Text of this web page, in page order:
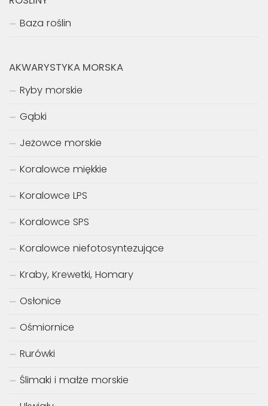
Baza roślin
AKWARYSTYKA MORSKA
Ryby morskie
Gąbki
Jeżowce morskie
Koralowce miękkie
Koralowce LPS
Koralowce SPS
Koralowce niefotosyntezujące
Kraby, Krewetki, Homary
Osłonice
Ośmiornice
Rurówki
Ślimaki i małże morskie